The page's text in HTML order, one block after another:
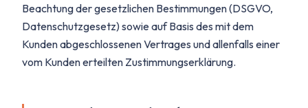
Beachtung der gesetzlichen Bestimmungen (DSGVO,
Datenschutzgesetz) sowie auf Basis des mit dem
Kunden abgeschlossenen Vertrages und allenfalls einer
vom Kunden erteilten Zustimmungserklärung.